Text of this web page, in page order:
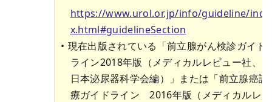
https://www.urol.or.jp/info/guideline/inde
x.html#guidelineSection
現在出版されている「前立腺がん検診ガイド
ライン2018年版（メディカルレビュー社、
日本泌尿器科学会編）」または「前立腺癌診
療ガイドライン 2016年版（メディカルレ